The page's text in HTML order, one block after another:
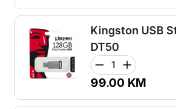
Kingston USB
DT50
99.00 KM